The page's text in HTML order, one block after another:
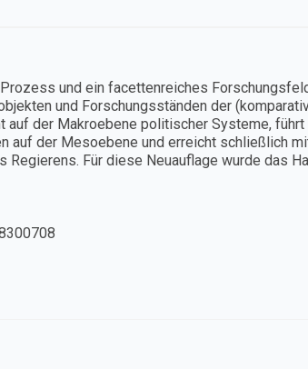
und ein facettenreiches
und Forschungsständen der
auf der Makroebene politischer Systeme,
auf der Mesoebene und erreicht schließlich
Für diese Neuauflage wurde das